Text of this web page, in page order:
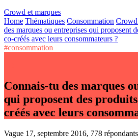
Crowd et marques
Home Thématiques Consommation Crowd
des marques ou entreprises qui proposent
co-créés avec leurs consommateurs ?
#consommation
Connais-tu des marques
qui proposent des
créés avec leurs
Vague 17, septembre 2016, 778 répondants